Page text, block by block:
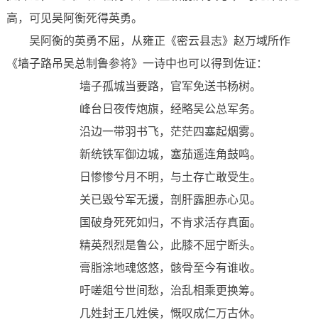
高，可见吴阿衡死得英勇。
吴阿衡的英勇不屈，从雍正《密云县志》赵万域所作
《墙子路吊吴总制鲁参将》一诗中也可以得到佐证：
墙子孤城当要路，官军免送书杨树。
峰台日夜传炮旗，经略吴公总军务。
沿边一带羽书飞，茫茫四塞起烟雾。
新统铁军御边城，塞茄遥连角鼓鸣。
日惨惨兮月不明，与土存亡敢受生。
关已毁兮军无援，剖肝露胆赤心见。
国破身死死如归，不肯求活存真面。
精英烈烈是鲁公，此膝不屈宁断头。
膏脂涂地魂悠悠，骸骨至今有谁收。
吁嗟爼兮世间愁，治乱相乘更换筹。
几姓封王几姓侯，慨叹成仁万古休。